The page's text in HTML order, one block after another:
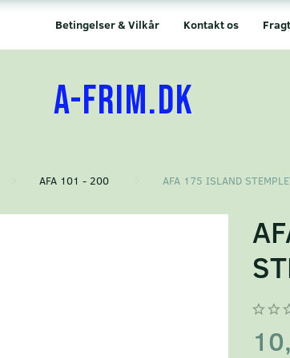
Kontakt os
Betingelser & Vilkår
A-FRIM.DK
AFA 101 - 200 AFA 175 ISLAND